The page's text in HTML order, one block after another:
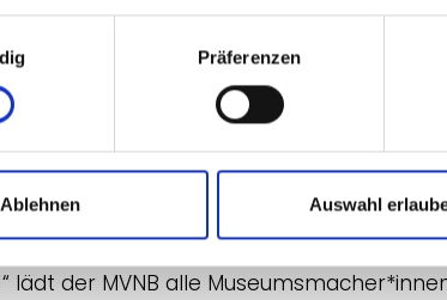
Präferenzen
Ablehnen Auswahl
sind so konzipiert, dass
Mitglieder des MVNB gilt eine ermäßigte
aufgenommen wurde eine Exkursion
lädt der MVNB alle